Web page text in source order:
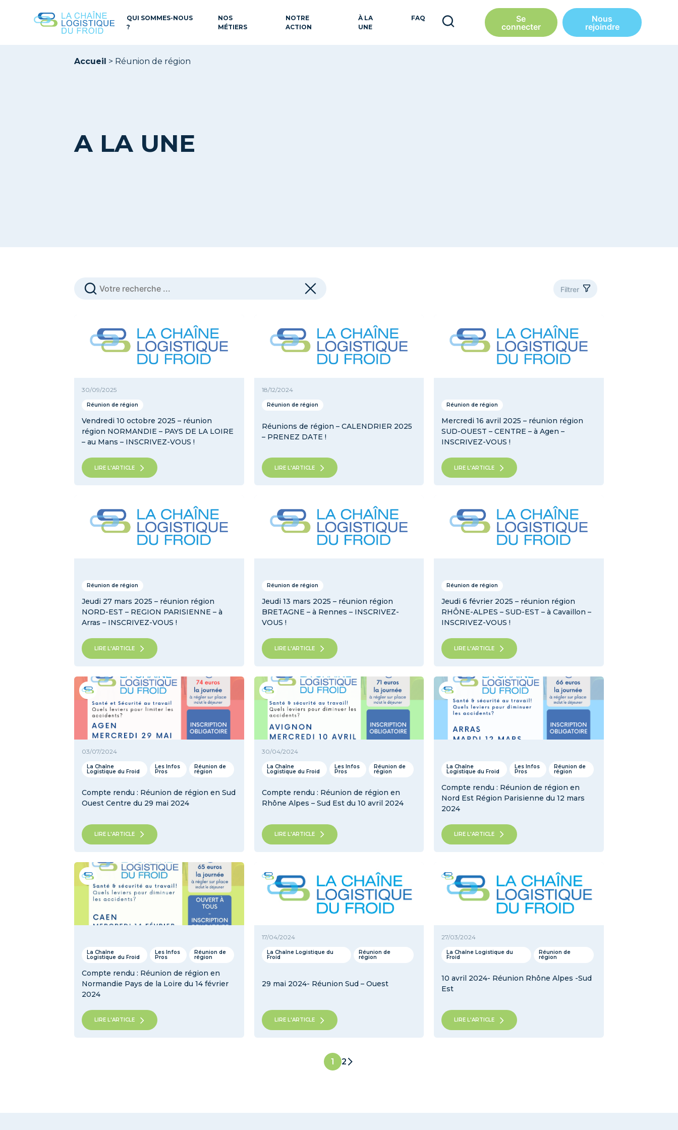
QUI SOMMES-NOUS
?
NOS
MÉTIERS
NOTRE
ACTION
À LA
UNE
FAQ
Se
connecter
Nous
rejoindre
Accueil > Réunion de région
A LA UNE
Filtrer
La Chaîne Logistique du Froid LES RENDEZ-VOUS
Parlons-en
Réunion de région
Revue de presse
30/09/2025
Réunion de région
Vendredi 10 octobre 2025 – réunion
région NORMANDIE – PAYS DE LA LOIRE
– au Mans – INSCRIVEZ-VOUS !
LIRE L'ARTICLE
18/12/2024
Réunion de région
Réunions de région – CALENDRIER 2025
– PRENEZ DATE !
LIRE L'ARTICLE
Réunion de région
Mercredi 16 avril 2025 – réunion région
SUD-OUEST – CENTRE – à Agen –
INSCRIVEZ-VOUS !
LIRE L'ARTICLE
Réunion de région
Jeudi 27 mars 2025 – réunion région
NORD-EST – REGION PARISIENNE – à
Arras – INSCRIVEZ-VOUS !
LIRE L'ARTICLE
Réunion de région
Jeudi 13 mars 2025 – réunion région
BRETAGNE – à Rennes – INSCRIVEZ-
VOUS !
LIRE L'ARTICLE
Réunion de région
Jeudi 6 février 2025 – réunion région
RHÔNE-ALPES – SUD-EST – à Cavaillon –
INSCRIVEZ-VOUS !
LIRE L'ARTICLE
03/07/2024
La Chaîne
Logistique du Froid
Les Infos
Pros
Réunion de
région
Compte rendu : Réunion de région en Sud
Ouest Centre du 29 mai 2024
LIRE L'ARTICLE
30/04/2024
La Chaîne
Logistique du Froid
Les Infos
Pros
Réunion de
région
Compte rendu : Réunion de région en
Rhône Alpes – Sud Est du 10 avril 2024
LIRE L'ARTICLE
La Chaîne
Logistique du Froid
Les Infos
Pros
Réunion de
région
Compte rendu : Réunion de région en
Nord Est Région Parisienne du 12 mars
2024
LIRE L'ARTICLE
La Chaîne
Logistique du Froid
Les Infos
Pros
Réunion de
région
Compte rendu : Réunion de région en
Normandie Pays de la Loire du 14 février
2024
LIRE L'ARTICLE
17/04/2024
La Chaîne Logistique du
Froid
Réunion de
région
29 mai 2024- Réunion Sud – Ouest
LIRE L'ARTICLE
27/03/2024
La Chaîne Logistique du
Froid
Réunion de
région
10 avril 2024- Réunion Rhône Alpes -Sud
Est
LIRE L'ARTICLE
1 2